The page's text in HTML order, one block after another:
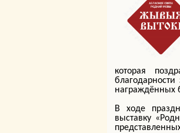
которая
награждённых
В ходе
выставку